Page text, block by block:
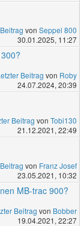
von Seppel 800
30.01.2025, 11:27
Beitrag von Roby
24.07.2024, 20:39
Beitrag von Tobi130
21.12.2021, 22:49
von Franz Josef
23.05.2021, 10:32
MB-trac 900?
Beitrag von Bobber
19.04.2021, 22:27